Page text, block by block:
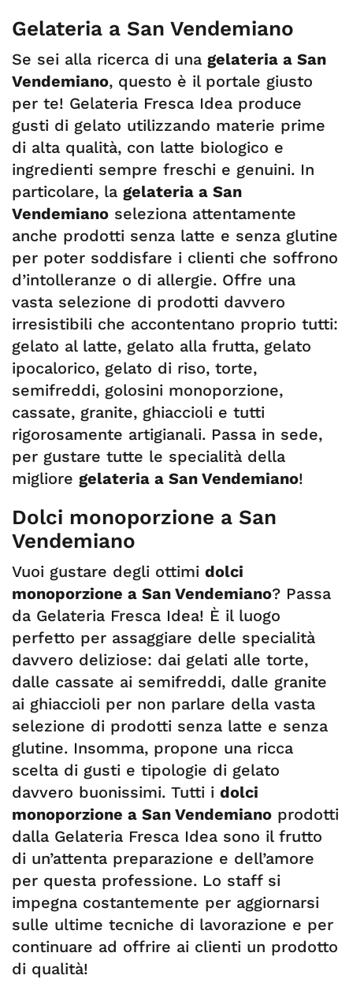
Gelateria a San Vendemiano
Se sei alla ricerca di una gelateria a San
Vendemiano, questo è il portale giusto
per te! Gelateria Fresca Idea produce
gusti di gelato utilizzando materie prime
di alta qualità, con latte biologico e
ingredienti sempre freschi e genuini. In
particolare, la gelateria a San
Vendemiano seleziona attentamente
anche prodotti senza latte e senza glutine
per poter soddisfare i clienti che soffrono
d’intolleranze o di allergie. Offre una
vasta selezione di prodotti davvero
irresistibili che accontentano proprio tutti:
gelato al latte, gelato alla frutta, gelato
ipocalorico, gelato di riso, torte,
semifreddi, golosini monoporzione,
cassate, granite, ghiaccioli e tutti
rigorosamente artigianali. Passa in sede,
per gustare tutte le specialità della
migliore gelateria a San Vendemiano!
Dolci monoporzione a San
Vendemiano
Vuoi gustare degli ottimi dolci
monoporzione a San Vendemiano? Passa
da Gelateria Fresca Idea! È il luogo
perfetto per assaggiare delle specialità
davvero deliziose: dai gelati alle torte,
dalle cassate ai semifreddi, dalle granite
ai ghiaccioli per non parlare della vasta
selezione di prodotti senza latte e senza
glutine. Insomma, propone una ricca
scelta di gusti e tipologie di gelato
davvero buonissimi. Tutti i dolci
monoporzione a San Vendemiano prodotti
dalla Gelateria Fresca Idea sono il frutto
di un’attenta preparazione e dell’amore
per questa professione. Lo staff si
impegna costantemente per aggiornarsi
sulle ultime tecniche di lavorazione e per
continuare ad offrire ai clienti un prodotto
di qualità!